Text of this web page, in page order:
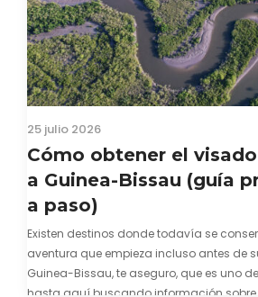
25 julio 2026
Cómo obtener el
a Guinea-Bissau (guía
a paso)
Existen destinos donde todavía se
aventura que empieza incluso antes de
Guinea-Bissau, te aseguro, que es uno
hasta aquí buscando información